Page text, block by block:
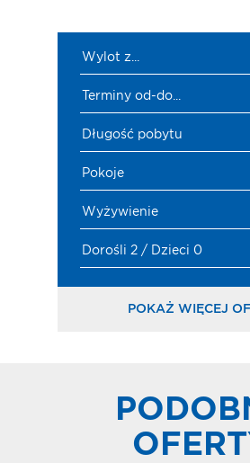
Wylot z...
Terminy od-do...
Długość pobytu
Pokoje
Wyżywienie
Dorośli 2 / Dzieci 0
POKAŻ WIĘCEJ